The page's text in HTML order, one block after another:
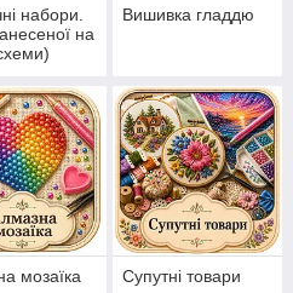
набори.
на
Вишивка гладдю
мозаїка Супутні товари